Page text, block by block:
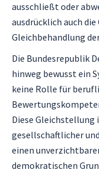
ausschließt oder
ausdrücklich auch
Gleichbehandlung
Die Bundesrepublik
hinweg bewusst ein
keine Rolle für
Diese Gleichstellung
gesellschaftlicher
einen
demokratischen